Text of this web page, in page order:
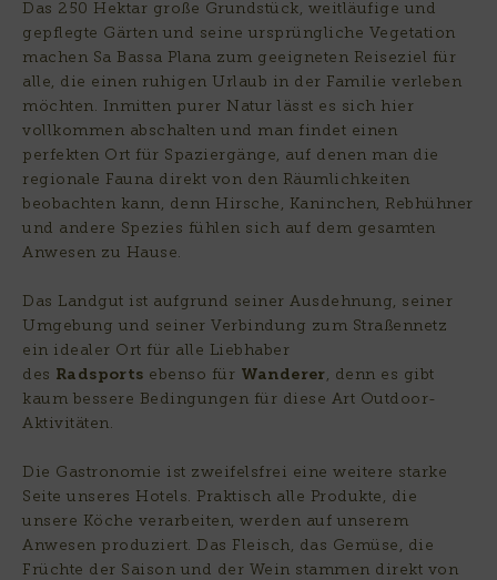
Das 250 Hektar große Grundstück, weitläufige und
gepflegte Gärten und seine ursprüngliche Vegetation
machen Sa Bassa Plana zum geeigneten Reiseziel für
alle, die einen ruhigen Urlaub in der Familie verleben
möchten. Inmitten purer Natur lässt es sich hier
vollkommen abschalten und man findet einen
perfekten Ort für Spaziergänge, auf denen man die
regionale Fauna direkt von den Räumlichkeiten
beobachten kann, denn Hirsche, Kaninchen, Rebhühner
und andere Spezies fühlen sich auf dem gesamten
Anwesen zu Hause.
Das Landgut ist aufgrund seiner Ausdehnung, seiner
Umgebung und seiner Verbindung zum Straßennetz
ein idealer Ort für alle Liebhaber
des Radsports ebenso für Wanderer, denn es gibt
kaum bessere Bedingungen für diese Art Outdoor-
Aktivitäten.
Die Gastronomie ist zweifelsfrei eine weitere starke
Seite unseres Hotels. Praktisch alle Produkte, die
unsere Köche verarbeiten, werden auf unserem
Anwesen produziert. Das Fleisch, das Gemüse, die
Früchte der Saison und der Wein stammen direkt von